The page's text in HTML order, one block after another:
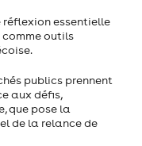
réflexion essentielle
comme outils
publics prennent
aux défis,
que pose la
de la relance de